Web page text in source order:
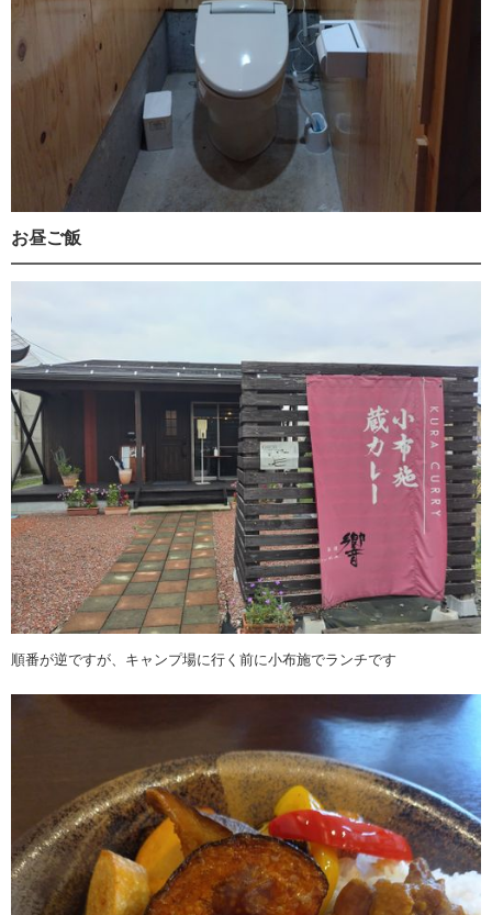
お昼ご飯
順番が逆ですが、キャンプ場に行く前に小布施でランチです